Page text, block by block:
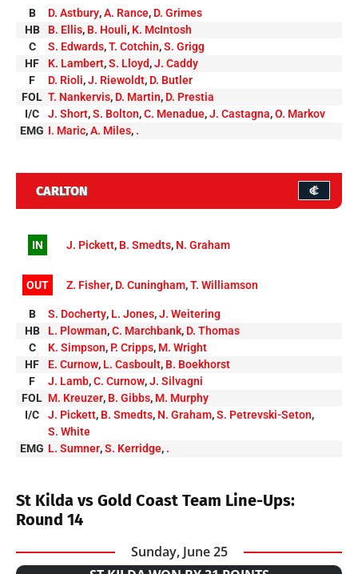
B D. Astbury,A. Rance, D. Grimes
HB
B. Ellis, B. Houli, K. McIntosh
C
S. Edwards,T. Cotchin,S. Grigg
HF
K. Lambert,S. Lloyd,J. Caddy
F
D. Rioli,J. Riewoldt, D. Butler
FOL T. Nankervis, D. Martin, D. Prestia
I/C
J. Short,S. Bolton,C. Menadue,J. Castagna,O. Markov
EMG I. Maric,A. Miles, .
CARLTON
IN J. Pickett, B. Smedts, N. Graham
OUT Z. Fisher, D. Cuningham,T. Williamson
B S. Docherty, L. Jones,J. Weitering
HB
L. Plowman,C. Marchbank, D. Thomas
C
K. Simpson, P. Cripps, M. Wright
HF
E. Curnow, L. Casboult, B. Boekhorst
F
J. Lamb,C. Curnow,J. Silvagni
FOL M. Kreuzer, B. Gibbs, M. Murphy
I/C
J. Pickett, B. Smedts, N. Graham,S. Petrevski-Seton,
S. White
EMG L. Sumner,S. Kerridge, .
St Kilda vs Gold Coast Team Line-Ups:
Round 14
Sunday, June 25